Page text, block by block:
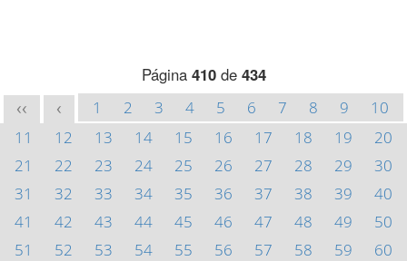
Página 410de 434
<< < 1 2 3 4 5 6 7 8 9
10
11
12 13 14 15 16 17 18 19
20
21
22 23 24 25 26 27 28 29
30
31
32 33 34 35 36 37 38 39
40
41
42 43 44 45 46 47 48 49
50
51
52 53 54 55 56 57 58 59
60